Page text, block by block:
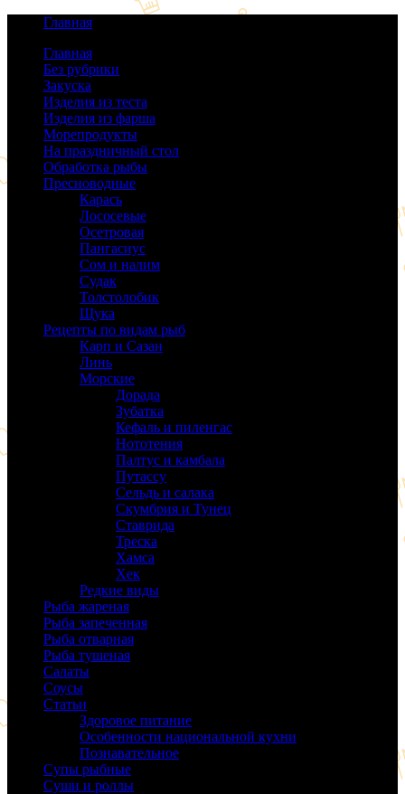
Главная
Главная
Без рубрики
Закуска
Изделия из теста
Изделия из фарша
Морепродукты
На праздничный стол
Обработка рыбы
Пресноводные
Карась
Лососевые
Осетровая
Пангасиус
Сом и налим
Судак
Толстолобик
Щука
Рецепты по видам рыб
Карп и Сазан
Линь
Морские
Дорада
Зубатка
Кефаль и пиленгас
Нототения
Палтус и камбала
Путассу
Сельдь и салака
Скумбрия и Тунец
Ставрида
Треска
Хамса
Хек
Редкие виды
Рыба жареная
Рыба запеченная
Рыба отварная
Рыба тушеная
Салаты
Соусы
Статьи
Здоровое питание
Особенности национальной кухни
Познавательное
Супы рыбные
Суши и роллы